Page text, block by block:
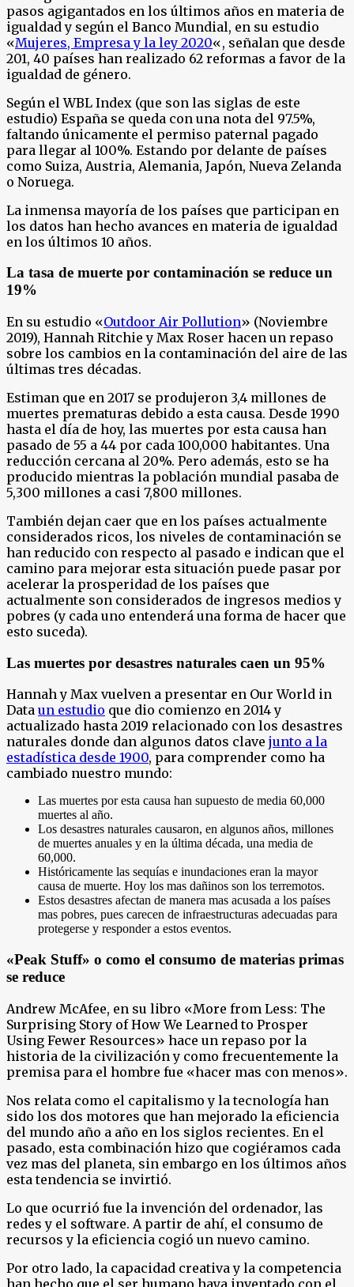
pasos agigantados en los últimos años en materia de
igualdad y según el Banco Mundial, en su estudio
«Mujeres, Empresa y la ley 2020«, señalan que desde
201, 40 países han realizado 62 reformas a favor de la
igualdad de género.
Según el WBL Index (que son las siglas de este
estudio) España se queda con una nota del 97.5%,
faltando únicamente el permiso paternal pagado
para llegar al 100%. Estando por delante de países
como Suiza, Austria, Alemania, Japón, Nueva Zelanda
o Noruega.
La inmensa mayoría de los países que participan en
los datos han hecho avances en materia de igualdad
en los últimos 10 años.
La tasa de muerte por contaminación se reduce un
19%
En su estudio «Outdoor Air Pollution» (Noviembre
2019), Hannah Ritchie y Max Roser hacen un repaso
sobre los cambios en la contaminación del aire de las
últimas tres décadas.
Estiman que en 2017 se produjeron 3,4 millones de
muertes prematuras debido a esta causa. Desde 1990
hasta el día de hoy, las muertes por esta causa han
pasado de 55 a 44 por cada 100,000 habitantes. Una
reducción cercana al 20%. Pero además, esto se ha
producido mientras la población mundial pasaba de
5,300 millones a casi 7,800 millones.
También dejan caer que en los países actualmente
considerados ricos, los niveles de contaminación se
han reducido con respecto al pasado e indican que el
camino para mejorar esta situación puede pasar por
acelerar la prosperidad de los países que
actualmente son considerados de ingresos medios y
pobres (y cada uno entenderá una forma de hacer que
esto suceda).
Las muertes por desastres naturales caen un 95%
Hannah y Max vuelven a presentar en Our World in
Data un estudio que dio comienzo en 2014 y
actualizado hasta 2019 relacionado con los desastres
naturales donde dan algunos datos clave junto a la
estadística desde 1900, para comprender como ha
cambiado nuestro mundo:
Las muertes por esta causa han supuesto de media 60,000
muertes al año.
Los desastres naturales causaron, en algunos años, millones
de muertes anuales y en la última década, una media de
60,000.
Históricamente las sequías e inundaciones eran la mayor
causa de muerte. Hoy los mas dañinos son los terremotos.
Estos desastres afectan de manera mas acusada a los países
mas pobres, pues carecen de infraestructuras adecuadas para
protegerse y responder a estos eventos.
«Peak Stuff» o como el consumo de materias primas
se reduce
Andrew McAfee, en su libro «More from Less: The
Surprising Story of How We Learned to Prosper
Using Fewer Resources» hace un repaso por la
historia de la civilización y como frecuentemente la
premisa para el hombre fue «hacer mas con menos».
Nos relata como el capitalismo y la tecnología han
sido los dos motores que han mejorado la eficiencia
del mundo año a año en los siglos recientes. En el
pasado, esta combinación hizo que cogiéramos cada
vez mas del planeta, sin embargo en los últimos años
esta tendencia se invirtió.
Lo que ocurrió fue la invención del ordenador, las
redes y el software. A partir de ahí, el consumo de
recursos y la eficiencia cogió un nuevo camino.
Por otro lado, la capacidad creativa y la competencia
han hecho que el ser humano haya inventado con el